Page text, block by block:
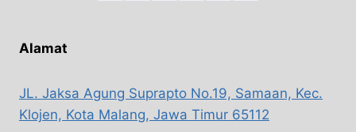
Alamat
JL. Jaksa Agung Suprapto No.19, Samaan, Kec.
Klojen, Kota Malang, Jawa Timur 65112